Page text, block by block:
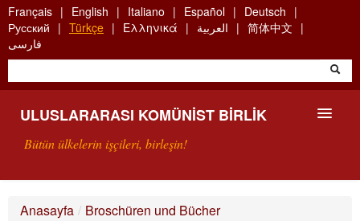
Skip
to
main
content
Français English Italiano Español
Deutsch
Русский
Türkçe Ελληνικά العربية
简体中文
فارسی
ULUSLARARASI KOMÜNIST BIRLIK
Bütün ülkelerin işçileri, birleşin!
Anasayfa / Broschüren und Bücher